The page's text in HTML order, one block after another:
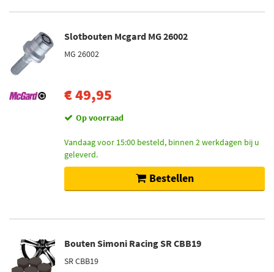
Slotbouten Mcgard MG 26002
MG 26002
€ 49,95
Op voorraad
Vandaag voor 15:00 besteld, binnen 2 werkdagen bij u
geleverd.
Bestellen
Bouten Simoni Racing SR CBB19
SR CBB19